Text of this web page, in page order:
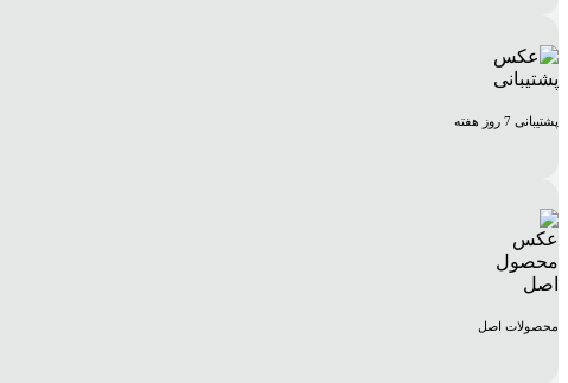
پشتیبانی 7 روز هفته
محصولات اصل